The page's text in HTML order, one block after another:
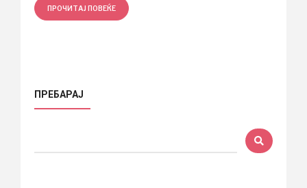
ПРОЧИТАЈ ПОВЕЌЕ
ПРЕБАРАЈ